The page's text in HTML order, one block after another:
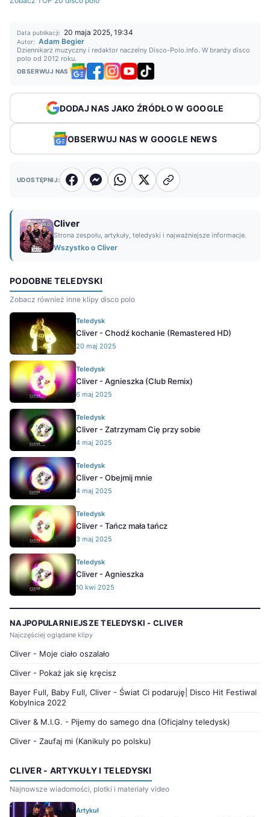
Data publikacji: 20 maja 2025, 19:34
Autor: Adam Begier
Dziennikarz muzyczny i redaktor naczelny Disco-Polo.info. W branży disco
polo od 2012 roku.
OBSERWUJ NAS
DODAJ NAS JAKO ŹRÓDŁO W GOOGLE
OBSERWUJ NAS W GOOGLE NEWS
UDOSTĘPNIJ:
Cliver
Strona zespołu, artykuły, teledyski i najważniejsze informacje.
Wszystko o Cliver
PODOBNE TELEDYSKI
Zobacz również inne klipy disco polo
Teledysk
Cliver - Chodź kochanie (Remastered HD)
20 maj 2025
Teledysk
Cliver - Agnieszka (Club Remix)
6 maj 2025
Teledysk
Cliver - Zatrzymam Cię przy sobie
4 maj 2025
Teledysk
Cliver - Obejmij mnie
4 maj 2025
Teledysk
Cliver - Tańcz mała tańcz
3 maj 2025
Teledysk
Cliver - Agnieszka
10 kwi 2025
NAJPOPULARNIEJSZE TELEDYSKI - CLIVER
Najczęściej oglądane klipy
Cliver - Moje ciało oszalało
Cliver - Pokaż jak się kręcisz
Bayer Full, Baby Full, Cliver - Świat Ci podaruję| Disco Hit Festiwal
Kobylnica 2022
Cliver & M.I.G. - Pijemy do samego dna (Oficjalny teledysk)
Cliver - Zaufaj mi (Kanikuly po polsku)
CLIVER - ARTYKUŁY I TELEDYSKI
Najnowsze wiadomości, plotki i materiały video
Artykuł